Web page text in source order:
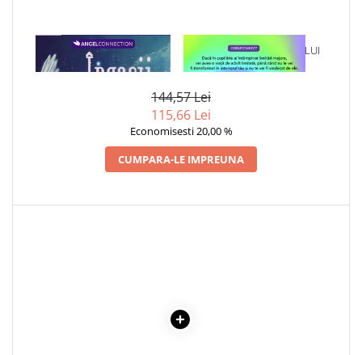
1 x INGERII INDIGO, CARTI
ORACOL
1 x VINDECAREA COPILULUI
INTERIOR
144,57 Lei
115,66 Lei
Economisesti 20,00 %
CUMPARA-LE IMPREUNA